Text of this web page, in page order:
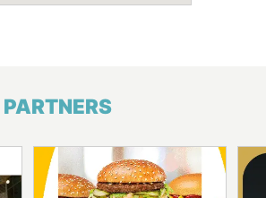
PARTNERS